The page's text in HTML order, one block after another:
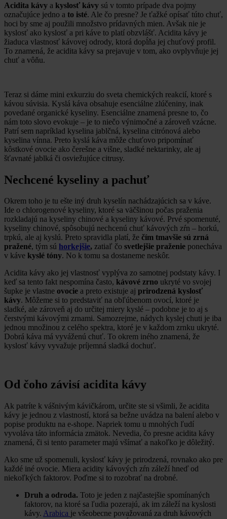
Acidita kávy a kyslosť kávy sú v tomto prípade dva pojmy
označujúce jedno a to isté. Ale čo presne? Je ťažké opísať túto chuť,
hoci by sme aj použili množstvo prídavných mien. Avšak nie je
kyslosť ako kyslosť a pri káve to platí obzvlášť. Acidita kávy je
žiaduca vlastnosť kávovej odrody, ktorá dopĺňa jej chuťový profil.
To znamená, že acidita kávy sa prejavuje v tom, ako ovplyvňuje jej
chuť a vôňu.
Teraz si dáme mini exkurziu do sveta chemických reakcií, ktoré s
kávou súvisia. Kyslá káva obsahuje esenciálne zlúčeniny, inak
povedané organické kyseliny. Esenciálne znamená presne to, čo
nám toto slovo evokuje – je to niečo výnimočné a zároveň vzácne.
Patrí sem napríklad kyselina jablčná, kyselina citrónová alebo
kyselina vínna. Preto kyslá káva môže chuťovo pripomínať
kôstkové ovocie ako čerešne a višne, sladké nektarinky, ale aj
šťavnaté jablká či osviežujúce citrusy.
Nechcené kyseliny a pachuť
Okrem toho je tu ešte iný druh kyselín nachádzajúcich sa v káve.
Ide o chlorogenové kyseliny, ktoré sa väčšinou počas praženia
rozkladajú na kyseliny chinové a kyseliny kávové. Prvé spomenuté,
kyseliny chinové, spôsobujú nechcenú chuť kávových zŕn – horkú,
trpkú, ale aj kyslú. Preto spravidla platí, že čím tmavšie sú zrná
pražené, tým sú horkejšie, zatiaľ čo svetlejšie praženie ponecháva
v káve kyslé tóny. No k tomu sa dostaneme neskôr.
Acidita kávy ako jej vlastnosť vyplýva zo samotnej podstaty kávy. I
keď sa tento fakt nespomína často, kávové zrno ukryté vo svojej
šupke je vlastne ovocie a preto existuje aj prirodzená kyslosť
kávy. Môžeme si to predstaviť na obľúbenom ovocí, ktoré je
sladké, ale zároveň aj do určitej miery kyslé – podobne je to aj s
čerstvými kávovými zrnami. Samozrejme, nádych kyslej chuti je iba
jednou množinou z celého spektra, ktoré je v každom zrnku ukryté.
Dobrá káva má vyváženú chuť. To okrem iného znamená, že
kyslosť kávy vyvažuje príjemná sladká dochuť.
Od čoho závisí acidita kávy
Ak patríte k vášnivým kávičkárom, určite ste si všimli, že acidita
kávy je jednou z vlastností, ktorá sa bežne uvádza na balení alebo v
popise produktu na e-shope. Napriek tomu u mnohých ľudí
vyvoláva táto informácia zmätok. Nevedia, čo presne acidita kávy
znamená, či si tento parameter majú všímať a nakoľko je dôležitý.
Ako sme už spomenuli, kyslosť kávy je prirodzená, rovnako ako pre
každé iné ovocie. Miera acidity kávových zŕn záleží hneď od
niekoľkých faktorov. Poďme si to rozobrať na drobné.
Druh a odroda. Toto je jeden z najčastejšie spomínaných
faktorov, na ktoré sa ľudia pozerajú, ak im záleží na kyslosti
kávy. Arabica je všeobecne považovaná za druh kávových